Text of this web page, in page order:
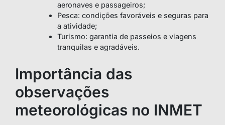
aeronaves e passageiros;
Pesca: condições favoráveis e seguras para
a atividade;
Turismo: garantia de passeios e viagens
tranquilas e agradáveis.
Importância das
observações
meteorológicas no INMET